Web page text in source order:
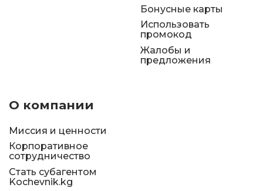
Бонусные карты
Использовать
промокод
Жалобы и
предложения
О компании
Миссия и ценности
Корпоративное
сотрудничество
Стать субагентом
Kochevnik.kg